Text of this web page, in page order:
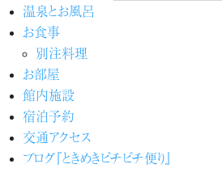
温泉とお風呂
お食事
別注料理
お部屋
館内施設
宿泊予約
交通アクセス
ブログ『ときめきピチピチ便り』